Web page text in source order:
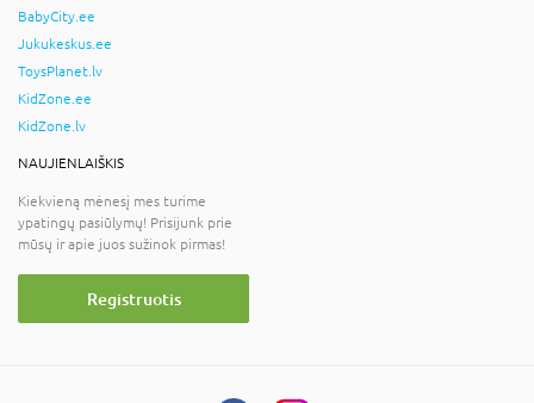
BabyCity.ee
Jukukeskus.ee
ToysPlanet.lv
KidZone.ee
KidZone.lv
NAUJIENLAIŠKIS
Kiekvieną mėnesį mes turime
ypatingų pasiūlymų! Prisijunk prie
mūsų ir apie juos sužinok pirmas!
Registruotis